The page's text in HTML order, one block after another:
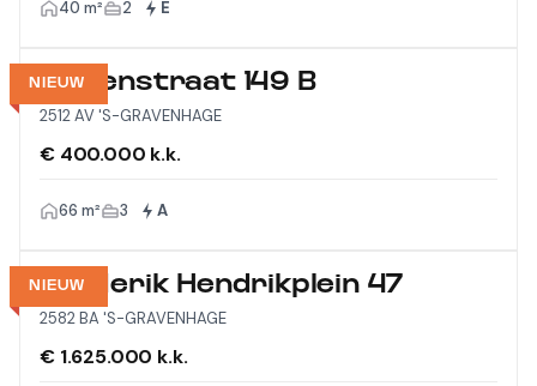
40 m² 2 E
NIEUW
Wagenstraat 149 B
2512 AV 'S-GRAVENHAGE
€ 400.000 k.k.
66 m² 3 A
NIEUW
Frederik Hendrikplein 47
2582 BA 'S-GRAVENHAGE
€ 1.625.000 k.k.